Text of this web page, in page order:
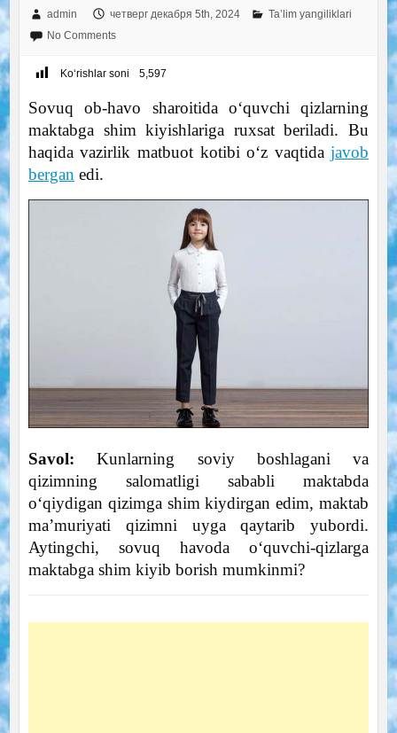
admin четверг декабря 5th, 2024
Ta’lim yangiliklari
No Comments
Ko‘rishlar soni 5,597
Sovuq ob-havo sharoitida o‘quvchi qizlarning
maktabga shim kiyishlariga ruxsat beriladi. Bu
haqida vazirlik matbuot kotibi o‘z vaqtidajavob
bergan edi.
Savol: Kunlarning soviy boshlagani va
qizimning salomatligi sababli maktabda
o‘qiydigan qizimga shim kiydirgan edim, maktab
ma’muriyati qizimni uyga qaytarib yubordi.
Aytingchi, sovuq havoda o‘quvchi-qizlarga
maktabga shim kiyib borish mumkinmi?